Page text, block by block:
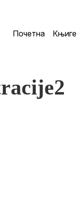
Почетна Књиге